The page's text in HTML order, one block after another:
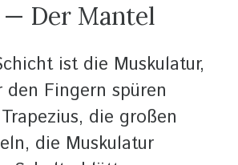
— Der Mantel
ist die Muskulatur,
den Fingern spüren
die großen
die Muskulatur